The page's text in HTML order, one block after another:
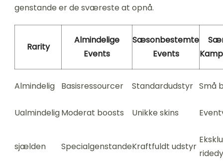
genstande er de sværeste at opnå.
Rarity
Almindelige
Events
Sæsonbestemte
Events
Almindelig Basisressourcer Standardudstyr Små
UalmindeligModerat boosts Unikke skins
sjælden SpecialgenstandeKraftfuldt udstyr